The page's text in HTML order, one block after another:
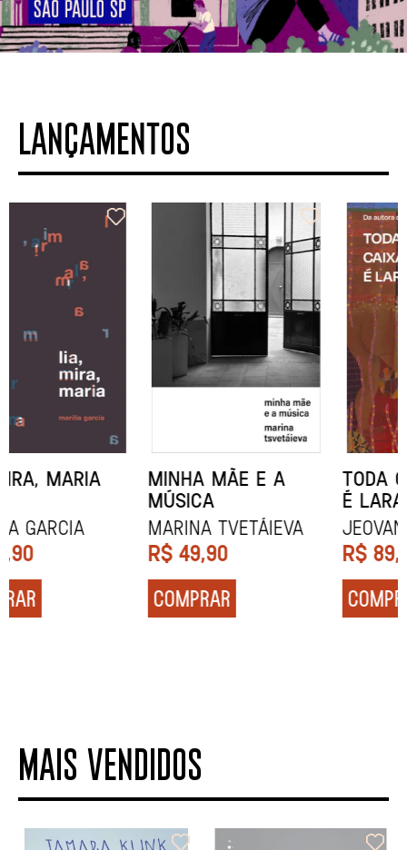
LANÇAMENTOS
MINHA MÃE E A
Marina Tvetáieva
R$
COMPRAR
TODA CAIXA-PRETA
É LARANJA
Jeovanna Vieira
R$
COMPRAR
MAIS VENDIDOS